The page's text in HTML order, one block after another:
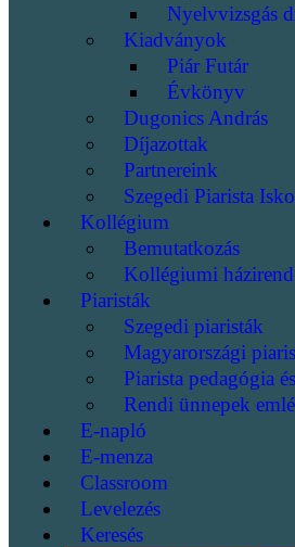
Nyelvvizsgás
Kiadványok
Piár Futár
Évkönyv
Dugonics András
Díjazottak
Partnereink
Szegedi Piarista
Kollégium
Bemutatkozás
Kollégiumi házirend
Piaristák
Szegedi piaristák
Magyarországi
Piarista pedagógia
Rendi ünnepek
E-napló
E-menza
Classroom
Levelezés
Keresés